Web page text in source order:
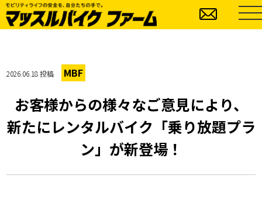
2026.06.18 投稿 MBF
お客様からの様々なご意見により、
新たにレンタルバイク「乗り放題プラ
ン」が新登場！